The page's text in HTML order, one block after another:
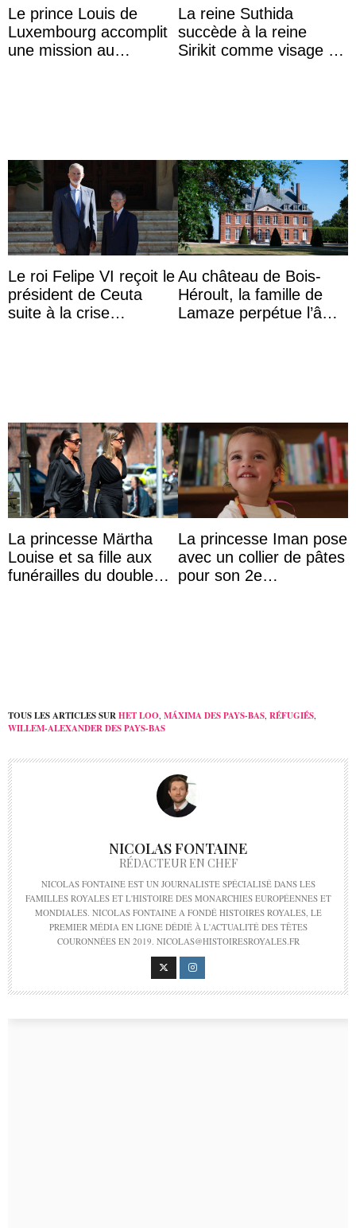
Le prince Louis de
Luxembourg accomplit
une mission au
La reine Suthida
succède à la reine
Sirikit comme visage de
Le roi Felipe VI reçoit le
président de Ceuta
suite à la crise
Au château de Bois-
Héroult, la famille de
Lamaze perpétue l’âme
La princesse Märtha
Louise et sa fille aux
funérailles du double
La princesse Iman pose
avec un collier de pâtes
pour son 2e
TOUS LES ARTICLES SURHET LOO MÁXIMA DES PAYS-BAS RÉFUGIÉS
WILLEM-ALEXANDER DES PAYS-BAS
NICOLAS FONTAINE
RÉDACTEUR EN CHEF
NICOLAS FONTAINE EST UN JOURNALISTE SPÉCIALISÉ DANS LES
FAMILLES ROYALES ET L'HISTOIRE DES MONARCHIES EUROPÉENNES ET
MONDIALES. NICOLAS FONTAINE A FONDÉ HISTOIRES ROYALES, LE
PREMIER MÉDIA EN LIGNE DÉDIÉ À L'ACTUALITÉ DES TÊTES
COURONNÉES EN 2019. NICOLAS@HISTOIRESROYALES.FR